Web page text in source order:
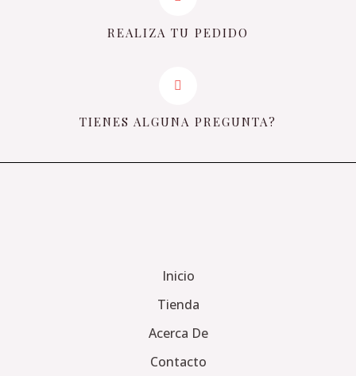
REALIZA TU PEDIDO
TIENES ALGUNA PREGUNTA?
Inicio
Tienda
Acerca De
Contacto